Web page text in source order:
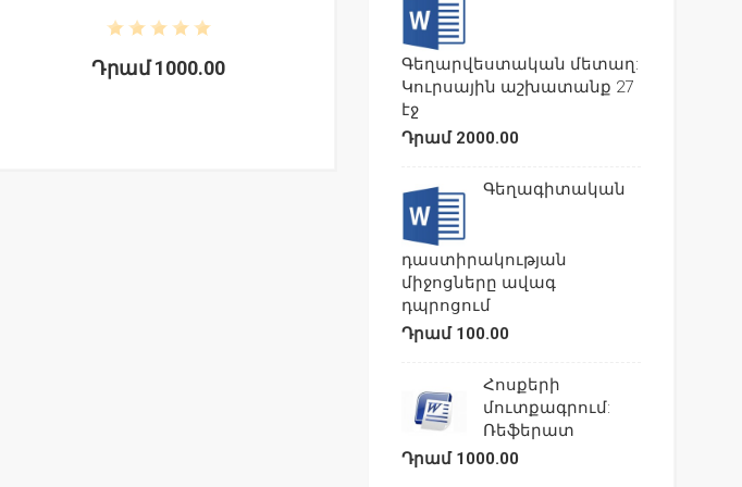
Դրամ 1000.00
Գեղարվեստական մետաղ:
Կուրսային աշխատանք 27
էջ
Դրամ 2000.00
Գեղագիտական
դաստիրակության
միջոցները ավագ
դպրոցում
Դրամ 100.00
Հոսքերի
մուտքագրում:
Ռեֆերատ
Դրամ 1000.00